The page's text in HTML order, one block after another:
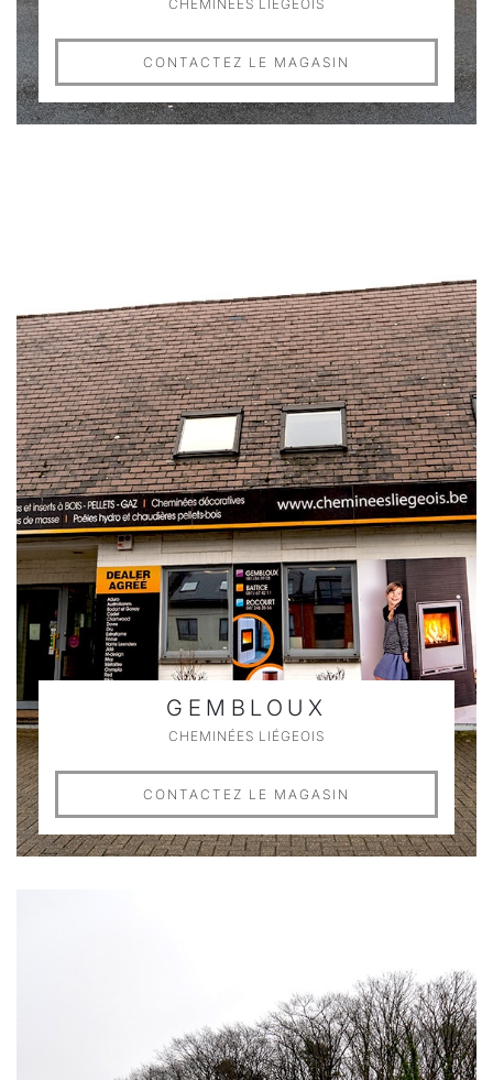
CHEMINÉES LIÉGEOIS
CONTACTEZ LE MAGASIN
GEMBLOUX
CHEMINÉES LIÉGEOIS
CONTACTEZ LE MAGASIN